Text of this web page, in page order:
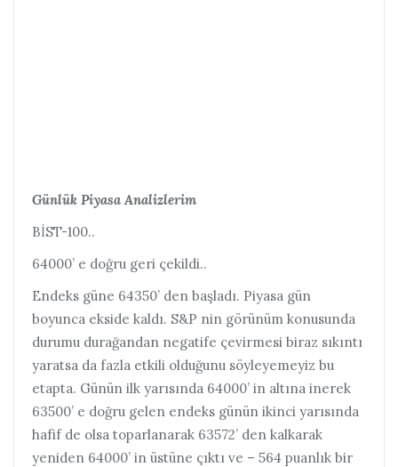
Günlük Piyasa Analizlerim
BİST-100..
64000’ e doğru geri çekildi..
Endeks güne 64350’ den başladı. Piyasa gün
boyunca ekside kaldı. S&P nin görünüm konusunda
durumu durağandan negatife çevirmesi biraz sıkıntı
yaratsa da fazla etkili olduğunu söyleyemeyiz bu
etapta. Günün ilk yarısında 64000’ in altına inerek
63500’ e doğru gelen endeks günün ikinci yarısında
hafif de olsa toparlanarak 63572’ den kalkarak
yeniden 64000’ in üstüne çıktı ve – 564 puanlık bir